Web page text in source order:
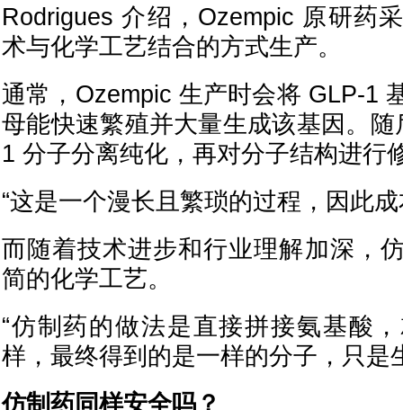
Rodrigues 介绍，Ozempic 原研药
术与化学工艺结合的方式生产。
通常，Ozempic 生产时会将 GLP-1
母能快速繁殖并大量生成该基因。
1 分子分离纯化，再对分子结构进行
“这是一个漫长且繁琐的过程，因此
而随着技术进步和行业理解加深，
简的化学工艺。
“仿制药的做法是直接拼接氨基酸
样，最终得到的是一样的分子，只是
仿制药同样安全吗？